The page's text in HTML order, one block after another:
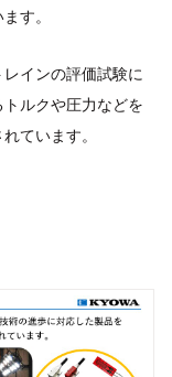
す。
インの評価試験に
ルクや圧力などを
ています。